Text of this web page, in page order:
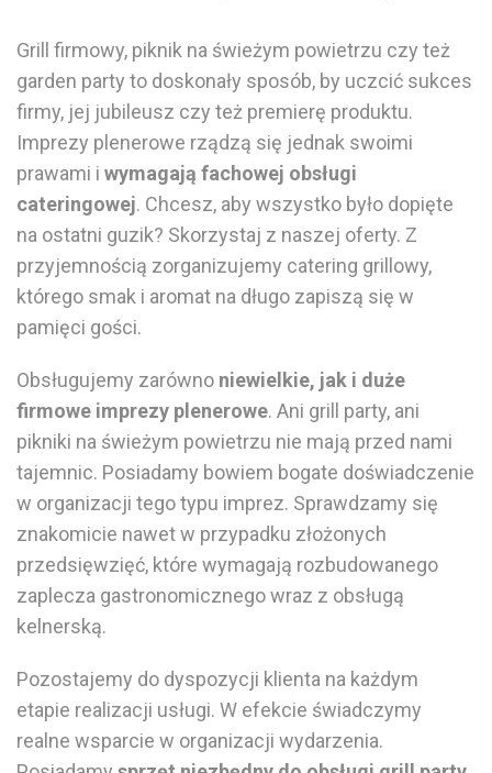
Grill firmowy, piknik na świeżym powietrzu czy też
garden party to doskonały sposób, by uczcić sukces
firmy, jej jubileusz czy też premierę produktu.
Imprezy plenerowe rządzą się jednak swoimi
prawami i wymagają fachowej obsługi
cateringowej. Chcesz, aby wszystko było dopięte
na ostatni guzik? Skorzystaj z naszej oferty. Z
przyjemnością zorganizujemy catering grillowy,
którego smak i aromat na długo zapiszą się w
pamięci gości.
Obsługujemy zarówno niewielkie, jak i duże
firmowe imprezy plenerowe. Ani grill party, ani
pikniki na świeżym powietrzu nie mają przed nami
tajemnic. Posiadamy bowiem bogate doświadczenie
w organizacji tego typu imprez. Sprawdzamy się
znakomicie nawet w przypadku złożonych
przedsięwzięć, które wymagają rozbudowanego
zaplecza gastronomicznego wraz z obsługą
kelnerską.
Pozostajemy do dyspozycji klienta na każdym
etapie realizacji usługi. W efekcie świadczymy
realne wsparcie w organizacji wydarzenia.